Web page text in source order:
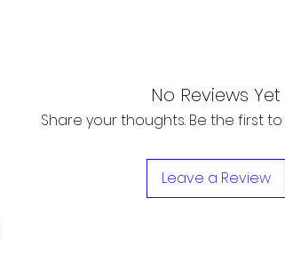
No Reviews Yet
Share your thoughts. Be the first
Leave a Review